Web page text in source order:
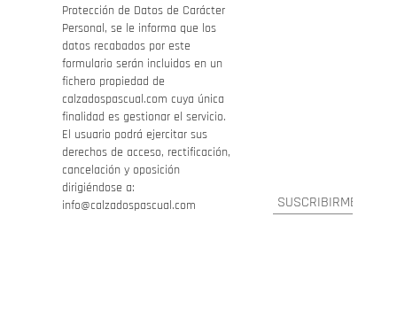
Protección de Datos de Carácter
Personal, se le informa que los
datos recabados por este
formulario serán incluidos en un
fichero propiedad de
calzadospascual.com cuya única
finalidad es gestionar el servicio.
El usuario podrá ejercitar sus
derechos de acceso, rectificación,
cancelación y oposición
dirigiéndose a:
info@calzadospascual.com